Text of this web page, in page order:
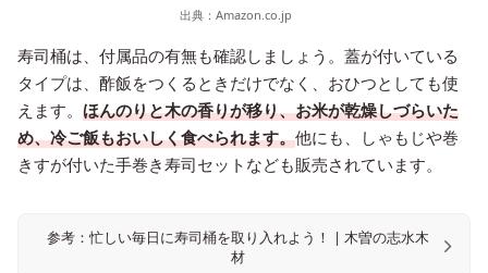
出典： Amazon.co.jp
寿司桶は、付属品の有無も確認しましょう。蓋が付いている
タイプは、酢飯をつくるときだけでなく、おひつとしても使
えます。 ほんのりと木の香りが移り、お米が乾燥しづらいた
め、冷ご飯もおいしく食べられます。他にも、しゃもじや巻
きすが付いた手巻き寿司セットなども販売されています。
参考：忙しい毎日に寿司桶を取り入れよう！ | 木曽の志水木
材